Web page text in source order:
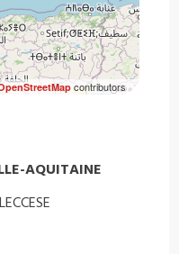
contributors
AQUITAINE